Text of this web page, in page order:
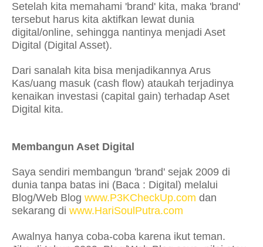
Setelah kita memahami 'brand' kita, maka 'brand'
tersebut harus kita aktifkan lewat dunia
digital/online, sehingga nantinya menjadi Aset
Digital (Digital Asset).
Dari sanalah kita bisa menjadikannya Arus
Kas/uang masuk (cash flow) ataukah terjadinya
kenaikan investasi (capital gain) terhadap Aset
Digital kita.
Membangun Aset Digital
Saya sendiri membangun 'brand' sejak 2009 di
dunia tanpa batas ini (Baca : Digital) melalui
Blog/Web Blog www.P3KCheckUp.com dan
sekarang di www.HariSoulPutra.com
Awalnya hanya coba-coba karena ikut teman.